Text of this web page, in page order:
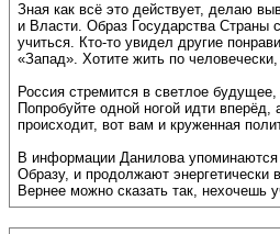
Зная как всё это действует, делаю
и Власти. Образ Государства Страны
учиться. Кто-то увидел другие
«Запад». Хотите жить по
Россия стремится в светлое
Попробуйте одной ногой идти
происходит, вот вам и круженная
В информации Данилова упоминаются
Образу, и продолжают энергетически
Вернее можно сказать так, нехочешь